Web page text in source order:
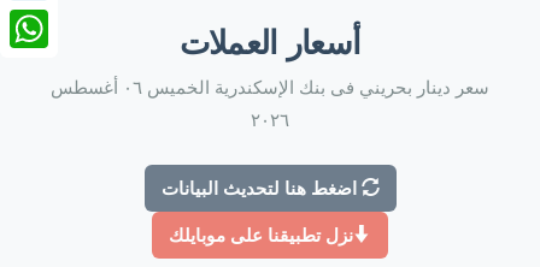
أسعار العملات
سعر دينار بحريني فى بنك الإسكندرية الخميس ٠٦ أغسطس
٢٠٢٦
اضغط هنا لتحديث البيانات
نزل تطبيقنا على موبايلك